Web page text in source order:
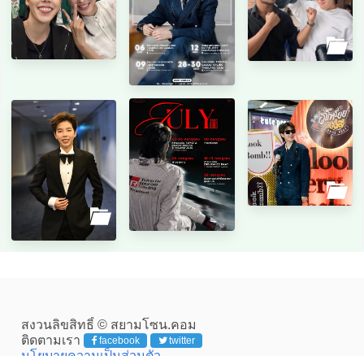
สงวนลิขสิทธิ์ © สยามโซน.คอม
ติดตามเรา
facebook twitter